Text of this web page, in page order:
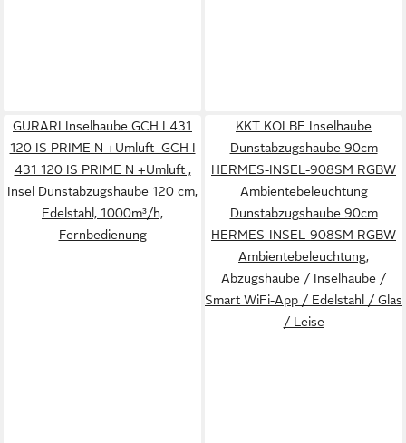
GURARI Inselhaube GCH I 431
120 IS PRIME N +Umluft GCH I
431 120 IS PRIME N +Umluft ,
Insel Dunstabzugshaube 120 cm,
Edelstahl, 1000m³/h,
Fernbedienung
KKT KOLBE Inselhaube
Dunstabzugshaube 90cm
HERMES-INSEL-908SM RGBW
Ambientebeleuchtung
Dunstabzugshaube 90cm
HERMES-INSEL-908SM RGBW
Ambientebeleuchtung,
Abzugshaube / Inselhaube /
Smart WiFi-App / Edelstahl / Glas
/ Leise